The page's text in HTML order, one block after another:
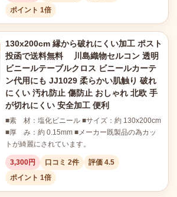
ポイント 1倍
130x200cm 縁から破れにくい加工 ポスト
投函で送料無料 川島織物セルコン 透明
ビニールテーブルクロス ビニールカーテ
ン代用にも JJ1029 柔らかい肌触り 破れ
にくい 汚れ防止 傷防止 おしゃれ 北欧 手
が切れにくい 安全加工 便利
■素 材：塩化ビニール ■サイズ：約 130x200cm
■厚 み：約 0.15mm ■メーカー既製品の為カッ
トが綺麗にされています。
3,300円 口コミ 2件
評価 4.5
ポイント 1倍